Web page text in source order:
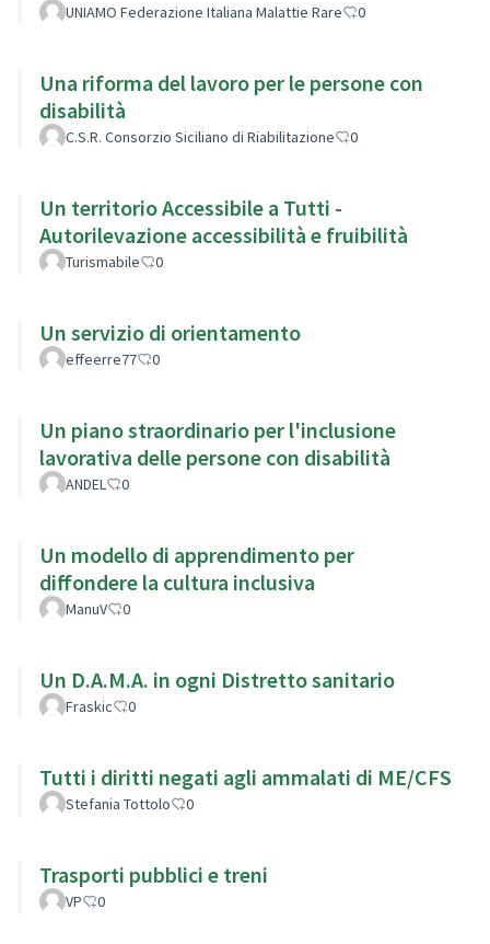
UNIAMO Federazione Italiana Malattie Rare 0
Una riforma del lavoro per le persone con
disabilità
C.S.R. Consorzio Siciliano di Riabilitazione 0
Un territorio Accessibile a Tutti -
Autorilevazione accessibilità e fruibilità
Turismabile 0
Un servizio di orientamento
effeerre77 0
Un piano straordinario per l'inclusione
lavorativa delle persone con disabilità
ANDEL 0
Un modello di apprendimento per
diffondere la cultura inclusiva
ManuV 0
Un D.A.M.A. in ogni Distretto sanitario
Fraskic 0
Tutti i diritti negati agli ammalati di ME/CFS
Stefania Tottolo 0
Trasporti pubblici e treni
VP 0